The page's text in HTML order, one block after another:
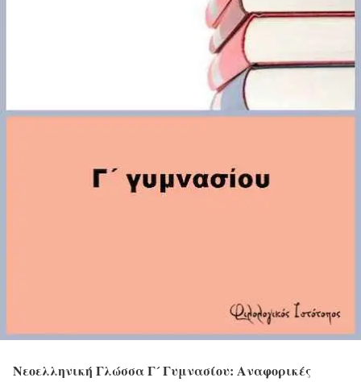
Νεοελληνική Γλώσσα Γ´ Γυμνασίου: Αναφορικές